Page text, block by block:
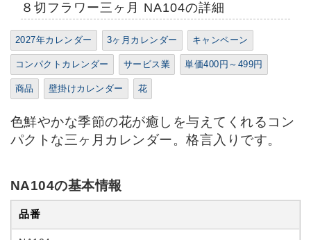
８切フラワー三ヶ月 NA104の詳細
2027年カレンダー 3ヶ月カレンダー キャンペーン
コンパクトカレンダー サービス業 単価400円～499円
商品 壁掛けカレンダー 花
色鮮やかな季節の花が癒しを与えてくれるコン
パクトな三ヶ月カレンダー。格言入りです。
NA104の基本情報
品番